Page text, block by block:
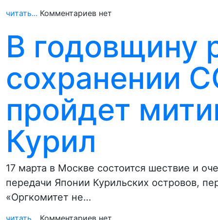
читать... Комментариев нет
В годовщину
сохранении
пройдет
Курил
17 марта в Москве состоится шествие и
передачи Японии Курильских островов,
«Оргкомитет не…
читать... Комментариев нет